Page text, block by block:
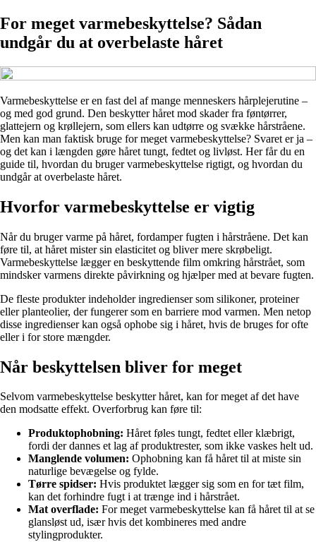
For meget varmebeskyttelse? Sådan
undgår du at overbelaste håret
Varmebeskyttelse er en fast del af mange menneskers hårplejerutine –
og med god grund. Den beskytter håret mod skader fra føntørrer,
glattejern og krøllejern, som ellers kan udtørre og svække hårstråene.
Men kan man faktisk bruge for meget varmebeskyttelse? Svaret er ja –
og det kan i længden gøre håret tungt, fedtet og livløst. Her får du en
guide til, hvordan du bruger varmebeskyttelse rigtigt, og hvordan du
undgår at overbelaste håret.
Hvorfor varmebeskyttelse er vigtig
Når du bruger varme på håret, fordamper fugten i hårstråene. Det kan
føre til, at håret mister sin elasticitet og bliver mere skrøbeligt.
Varmebeskyttelse lægger en beskyttende film omkring hårstrået, som
mindsker varmens direkte påvirkning og hjælper med at bevare fugten.
De fleste produkter indeholder ingredienser som silikoner, proteiner
eller planteolier, der fungerer som en barriere mod varmen. Men netop
disse ingredienser kan også ophobe sig i håret, hvis de bruges for ofte
eller i for store mængder.
Når beskyttelsen bliver for meget
Selvom varmebeskyttelse beskytter håret, kan for meget af det have
den modsatte effekt. Overforbrug kan føre til:
Produktophobning: Håret føles tungt, fedtet eller klæbrigt,
fordi der dannes et lag af produktrester, som ikke vaskes helt ud.
Manglende volumen: Ophobning kan få håret til at miste sin
naturlige bevægelse og fylde.
Tørre spidser: Hvis produktet lægger sig som en for tæt film,
kan det forhindre fugt i at trænge ind i hårstrået.
Mat overflade: For meget varmebeskyttelse kan få håret til at se
glansløst ud, især hvis det kombineres med andre
stylingprodukter.